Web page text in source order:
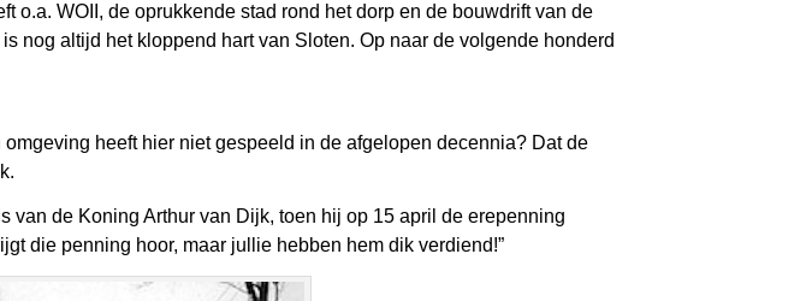
WOII, de oprukkende stad rond het dorp en de bouwdrift van de
nog altijd het kloppend hart van Sloten. Op naar de volgende honderd
heeft hier niet gespeeld in de afgelopen decennia? Dat de
van de Koning Arthur van Dijk, toen hij op 15 april de erepenning
die penning hoor, maar jullie hebben hem dik verdiend!”